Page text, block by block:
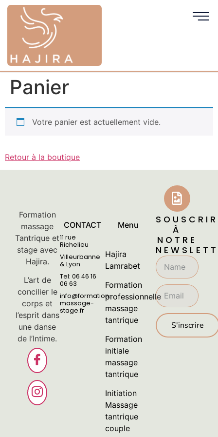
Panier
Votre panier est actuellement vide.
Retour à la boutique
Formation
massage
Tantrique et
stage avec
Hajira.
L’art de
concilier le
corps et
l’esprit dans
une danse
de l’Intime.
CONTACT
11 rue
Richelieu
Villeurbanne
& Lyon
Tel: 06 46 16
06 63
info@formation-
massage-
stage.fr
Menu
Hajira
Lamrabet
Formation
professionnelle
massage
tantrique
Formation
initiale
massage
tantrique
Initiation
Massage
tantrique
couple
À
NOTRE
S'inscrire